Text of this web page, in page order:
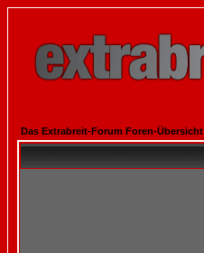
Das Extrabreit-Forum Foren-Übersicht